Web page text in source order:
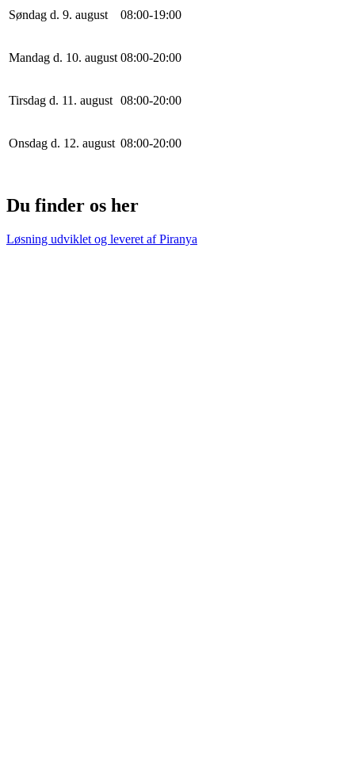
Søndag d. 9. august 08:00-19:00
Mandag d. 10. august 08:00-20:00
Tirsdag d. 11. august 08:00-20:00
Onsdag d. 12. august 08:00-20:00
Du finder os her
Løsning udviklet og leveret afPiranya